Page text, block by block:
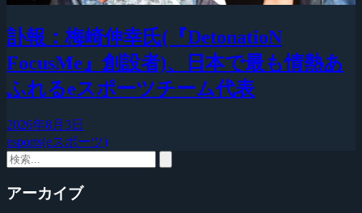
訃報：梅崎伸幸氏(『DetonatioN
FocusMe』創設者)、日本で最も情熱あ
ふれるeスポーツチーム代表
2026年8月3日
esports(eスポーツ)
アーカイブ